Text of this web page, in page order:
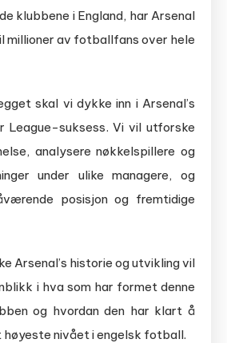
klubbene i England, har Arsenal
millioner av fotballfans over hele
skal vi dykke inn i Arsenal’s
League-suksess. Vi vil utforske
analysere nøkkelspillere og
under ulike managere, og
posisjon og fremtidige
Arsenal’s historie og utvikling vil
i hva som har formet denne
og hvordan den har klart å
høyeste nivået i engelsk fotball.